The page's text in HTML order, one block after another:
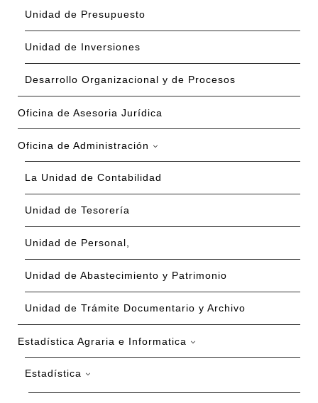
Unidad de Presupuesto
Unidad de Inversiones
Desarrollo Organizacional y de Procesos
Oficina de Asesoria Jurídica
Oficina de Administración
La Unidad de Contabilidad
Unidad de Tesorería
Unidad de Personal,
Unidad de Abastecimiento y Patrimonio
Unidad de Trámite Documentario y Archivo
Estadística Agraria e Informatica
Estadística